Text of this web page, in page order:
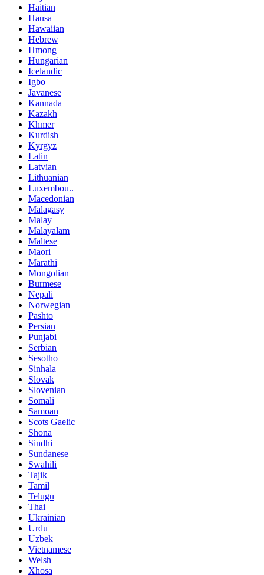
Haitian
Hausa
Hawaiian
Hebrew
Hmong
Hungarian
Icelandic
Igbo
Javanese
Kannada
Kazakh
Khmer
Kurdish
Kyrgyz
Latin
Latvian
Lithuanian
Luxembou..
Macedonian
Malagasy
Malay
Malayalam
Maltese
Maori
Marathi
Mongolian
Burmese
Nepali
Norwegian
Pashto
Persian
Punjabi
Serbian
Sesotho
Sinhala
Slovak
Slovenian
Somali
Samoan
Scots Gaelic
Shona
Sindhi
Sundanese
Swahili
Tajik
Tamil
Telugu
Thai
Ukrainian
Urdu
Uzbek
Vietnamese
Welsh
Xhosa